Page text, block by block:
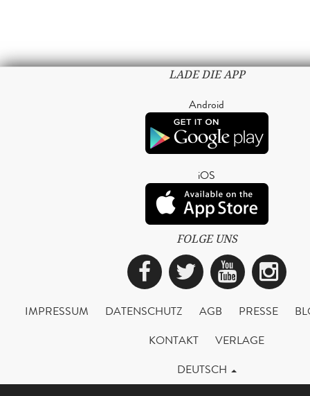
LADE DIE APP
Android
iOS
FOLGE UNS
Facebook
Twitter
IMPRESSUM DATENSCHUTZ AGB PRESSE
KONTAKT
VERLAGE
DEUTSCH